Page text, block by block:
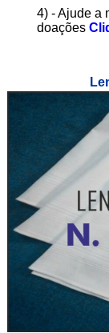
4) - Ajude a
doações